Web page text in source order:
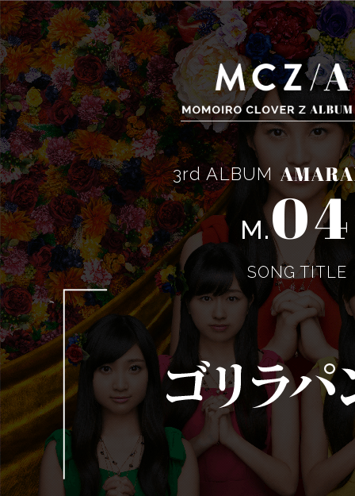
3rd ALBUM
M.04
SONG TITLE